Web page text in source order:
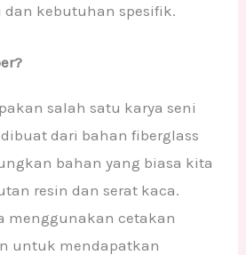
dan kebutuhan spesifik.
salah satu karya seni
dari bahan fiberglass
bahan yang biasa kita
resin dan serat kaca.
menggunakan cetakan
untuk mendapatkan